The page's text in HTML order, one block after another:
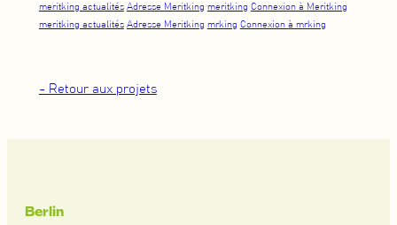
meritking actualités Adresse Meritking meritking Connexion à Meritking
meritking actualités Adresse Meritking mrking Connexion à mrking
- Retour aux projets
Berlin